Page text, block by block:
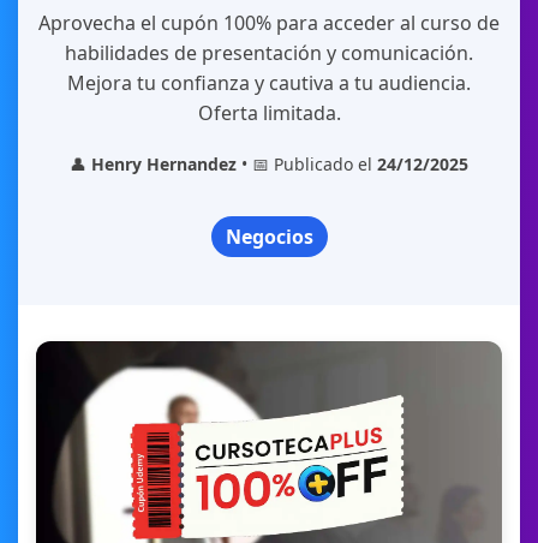
Aprovecha el cupón 100% para acceder al curso de
habilidades de presentación y comunicación.
Mejora tu confianza y cautiva a tu audiencia.
Oferta limitada.
👤 Henry Hernandez • 📅 Publicado el 24/12/2025
Negocios